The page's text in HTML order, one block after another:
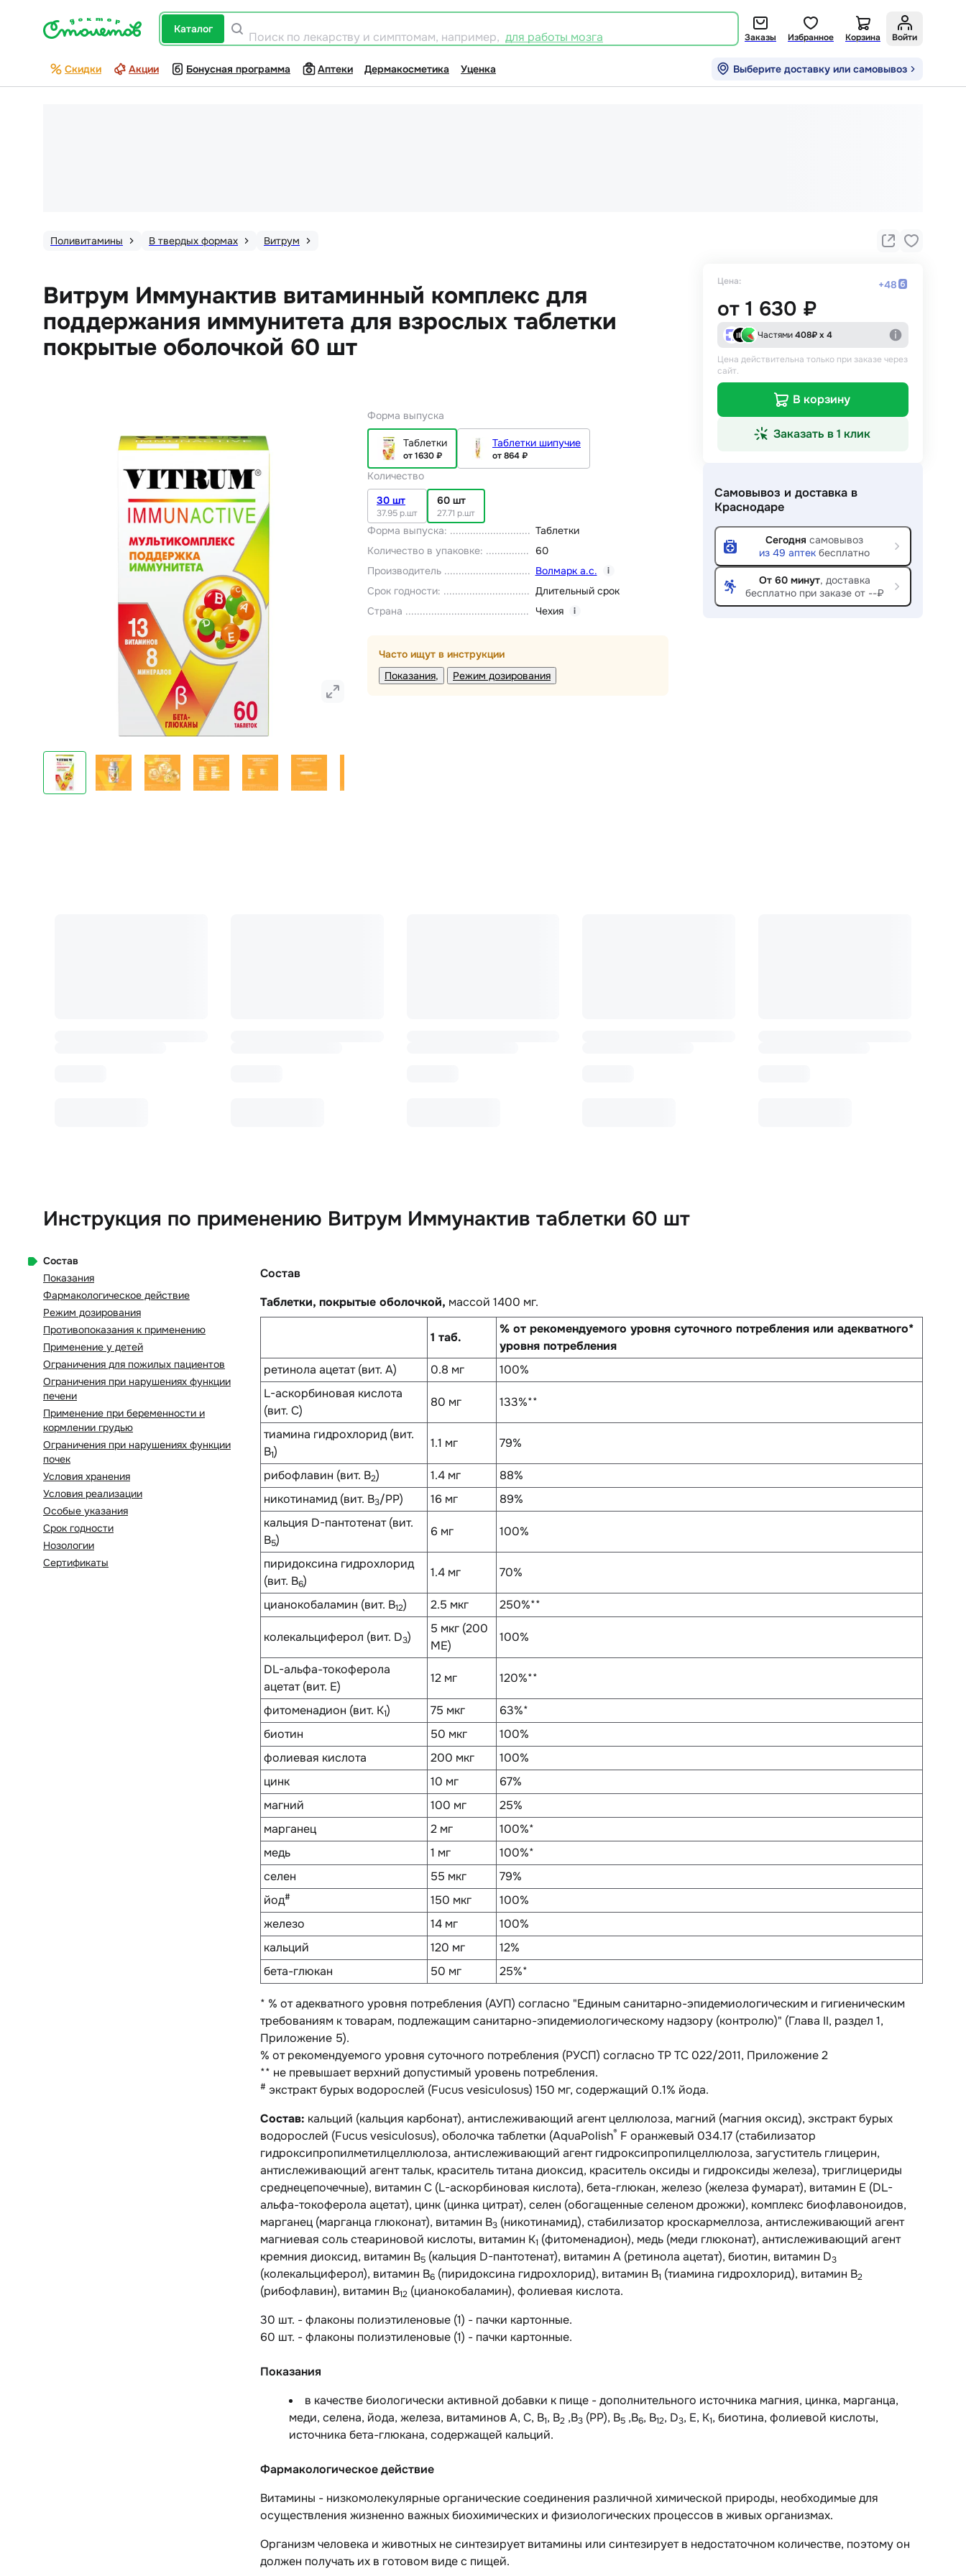
каталог
Поиск по лекарству и симптомам, например, для работы мозга Заказы Избранное Корзина Войти
Скидки Акции Бонусная программа Аптеки Дермакосметика Уценка Выберите доставку или самовывоз
Поливитамины В твердых формах Витрум
Витрум Иммунактив витаминный комплекс для
поддержания иммунитета для взрослых таблетки
покрытые оболочкой 60 шт
Форма выпуска
Таблетки
от 1630 ₽
Таблетки шипучие
от 864 ₽
Количество
30 шт
37.95 р.шт
60 шт
27.71 р.шт
Форма выпуска:
Таблетки
Количество в упаковке:
60
Производитель
Волмарк а.с. i
Срок годности:
Длительный срок
Страна
Чехия i
Часто ищут в инструкции
Показания
Режим дозирования
Цена: +48
от 1 630 ₽
Частями408₽ х 4
Цена действительна только при заказе через
сайт.
В корзину
Заказать в 1 клик
Самовывоз и доставка в
Краснодаре
Сегодня самовывоз
из 49 аптек бесплатно
От 60 минут, доставка
бесплатно при заказе от --₽
Инструкция по применению Витрум Иммунактив таблетки 60 шт
Состав
Показания
Фармакологическое действие
Режим дозирования
Противопоказания к применению
Применение у детей
Ограничения для пожилых пациентов
Ограничения при нарушениях функции
печени
Применение при беременности и
кормлении грудью
Ограничения при нарушениях функции
почек
Условия хранения
Условия реализации
Особые указания
Срок годности
Нозологии
Сертификаты
Состав
Таблетки, покрытые оболочкой, массой 1400 мг.
1 таб.
% от рекомендуемого уровня суточного потребления или адекватного*
уровня потребления
ретинола ацетат (вит. А)
0.8 мг
100%
L-аскорбиновая кислота
(вит. C)
80 мг 133%**
тиамина гидрохлорид (вит.
B1)
1.1 мг 79%
рибофлавин (вит. B2) 1.4 мг
88%
никотинамид (вит. B3/PP) 16 мг
89%
кальция D-пантотенат (вит.
B5)
6 мг 100%
пиридоксина гидрохлорид
(вит. B6)
1.4 мг 70%
цианокобаламин (вит. B12) 2.5 мкг 250%**
колекальциферол (вит. D3)
5 мкг (200
ME)
100%
DL-альфа-токоферола
ацетат (вит. E)
12 мг 120%**
фитоменадион (вит. K1) 75 мкг
63%*
биотин
50 мкг
100%
фолиевая кислота
200 мкг
100%
цинк
10 мг
67%
магний
100 мг
25%
марганец
2 мг
100%*
медь
1 мг
100%*
селен
55 мкг
79%
йод# 150 мкг
100%
железо
14 мг
100%
кальций
120 мг
12%
бета-глюкан
50 мг 25%*
* % от адекватного уровня потребления (АУП) согласно "Единым санитарно-эпидемиологическим и гигиеническим
требованиям к товарам, подлежащим санитарно-эпидемиологическому надзору (контролю)" (Глава II, раздел 1,
Приложение 5).
% от рекомендуемого уровня суточного потребления (РУСП) согласно ТР ТС 022/2011, Приложение 2
** не превышает верхний допустимый уровень потребления.
# экстракт бурых водорослей (Fucus vesiculosus) 150 мг, содержащий 0.1% йода.
Состав: кальций (кальция карбонат), антислеживающий агент целлюлоза, магний (магния оксид), экстракт бурых
водорослей (Fucus vesiculosus), оболочка таблетки (AquaPolish® F оранжевый 034.17 (стабилизатор
гидроксипропилметилцеллюлоза, антислеживающий агент гидроксипропилцеллюлоза, загуститель глицерин,
антислеживающий агент тальк, краситель титана диоксид, краситель оксиды и гидроксиды железа), триглицериды
среднецепочечные), витамин C (L-аскорбиновая кислота), бета-глюкан, железо (железа фумарат), витамин E (DL-
альфа-токоферола ацетат), цинк (цинка цитрат), селен (обогащенные селеном дрожжи), комплекс биофлавоноидов,
марганец (марганца глюконат), витамин В3 (никотинамид), стабилизатор кроскармеллоза, антислеживающий агент
магниевая соль стеариновой кислоты, витамин К1 (фитоменадион), медь (меди глюконат), антислеживающий агент
кремния диоксид, витамин В5 (кальция D-пантотенат), витамин A (ретинола ацетат), биотин, витамин D3
(колекальциферол), витамин В6 (пиридоксина гидрохлорид), витамин В1 (тиамина гидрохлорид), витамин В2
(рибофлавин), витамин В12 (цианокобаламин), фолиевая кислота.
30 шт. - флаконы полиэтиленовые (1) - пачки картонные.
60 шт. - флаконы полиэтиленовые (1) - пачки картонные.
Показания
в качестве биологически активной добавки к пище - дополнительного источника магния, цинка, марганца,
меди, селена, йода, железа, витаминов A, C, B1, B2 ,B3 (PP), B5 ,B6, B12, D3, E, K1, биотина, фолиевой кислоты,
источника бета-глюкана, содержащей кальций.
Фармакологическое действие
Витамины - низкомолекулярные органические соединения различной химической природы, необходимые для
осуществления жизненно важных биохимических и физиологических процессов в живых организмах.
Организм человека и животных не синтезирует витамины или синтезирует в недостаточном количестве, поэтому он
должен получать их в готовом виде с пищей.